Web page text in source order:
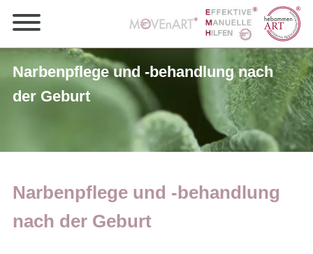
Narbenpflege und -behandlung nach
der Geburt
Narbenpflege und -behandlung
nach der Geburt